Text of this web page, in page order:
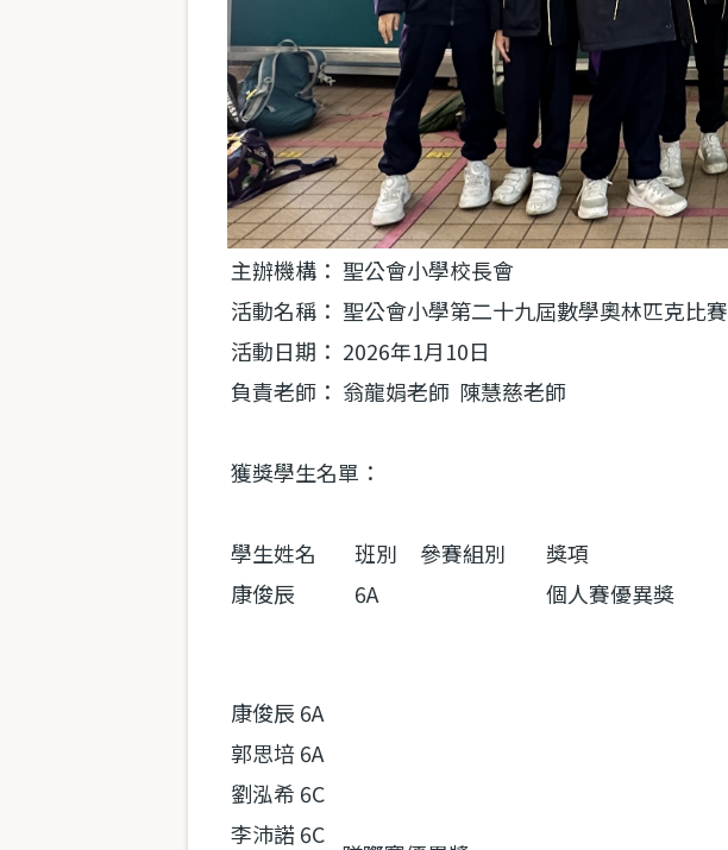
主辦機構： 聖公會小學校長會
活動名稱： 聖公會小學第二十九屆數學奧林匹克比賽
活動日期： 2026年1月10日
負責老師： 翁龍娟老師 陳慧慈老師
獲獎學生名單：
學生姓名 班別 參賽組別
獎項
康俊辰
6A 個人賽優異獎
康俊辰 6A
郭思培 6A
劉泓希 6C
李沛諾 6C